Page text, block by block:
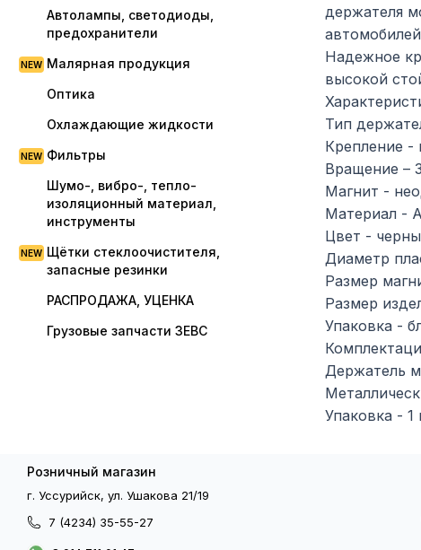
Автолампы, светодиоды,
предохранители
Малярная продукция
Оптика
Охлаждающие жидкости
Фильтры
Шумо-, вибро-, тепло-
изоляционный материал,
инструменты
Щётки стеклоочистителя,
запасные резинки
РАСПРОДАЖА, УЦЕНКА
Грузовые запчасти ЗЕВС
держателя
Надежное
высокой
Тип
Крепление -
Вращение –
Магнит -
Материал -
Цвет -
Диаметр
Размер
Размер
Упаковка -
Держатель
Упаковка - 1
Розничный магазин
г. Уссурийск, ул. Ушакова 21/19
7 (4234) 35-55-27